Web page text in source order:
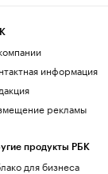
информация
рекламы
продукты РБК
для бизнеса